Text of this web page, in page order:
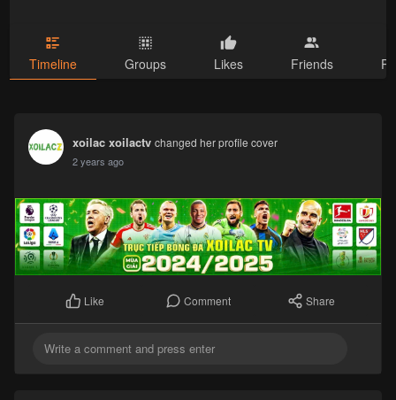
Timeline Groups Likes Friends
xoilac xoilactv changed her profile cover
2 years ago
Like Comment Share